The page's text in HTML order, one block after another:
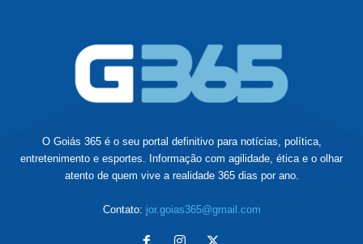
O Goiás 365 é o seu portal definitivo para notícias, política,
entretenimento e esportes. Informação com agilidade, ética e o olhar
atento de quem vive a realidade 365 dias por ano.
Contato: jor.goias365@gmail.com